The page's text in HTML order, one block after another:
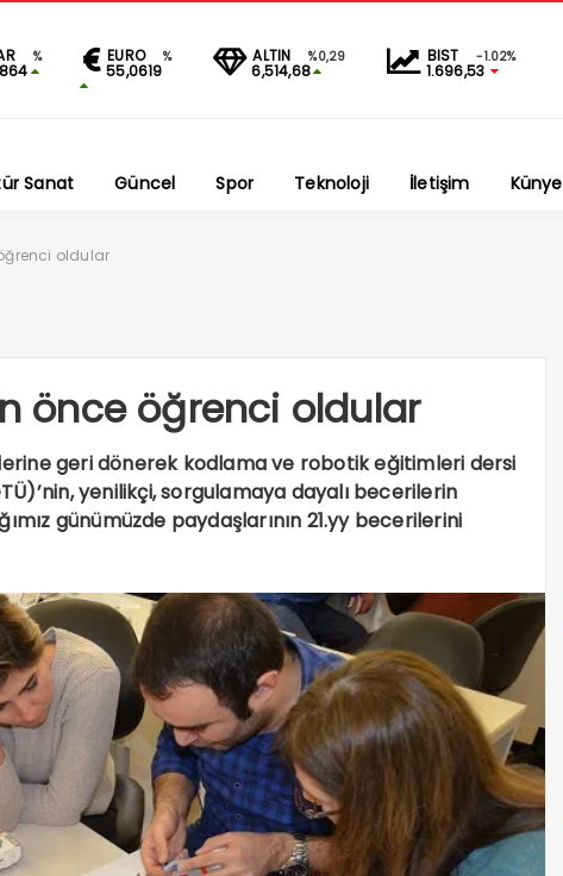
% EURO %
55,0619
ALTIN %0,29
6,514,68
BIST -1.02%
1.696,53
Sanat Güncel Spor Teknoloji İletişim Künye
oldular
önce öğrenci oldular
geri dönerek kodlama ve robotik eğitimleri dersi
yenilikçi, sorgulamaya dayalı becerilerin
günümüzde paydaşlarının 21.yy becerilerini